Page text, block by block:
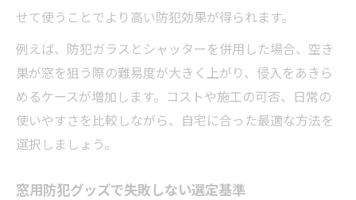
せて使うことでより高い防犯効果が得られます。
例えば、防犯ガラスとシャッターを併用した場合、空き
巣が窓を狙う際の難易度が大きく上がり、侵入をあきら
めるケースが増加します。コストや施工の可否、日常の
使いやすさを比較しながら、自宅に合った最適な方法を
選択しましょう。
窓用防犯グッズで失敗しない選定基準